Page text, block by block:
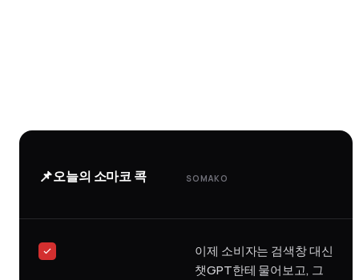
📌오늘의 소마코 콕 SOMAKO
이제 소비자는 검색창 대신
챗GPT한테 물어보고, 그